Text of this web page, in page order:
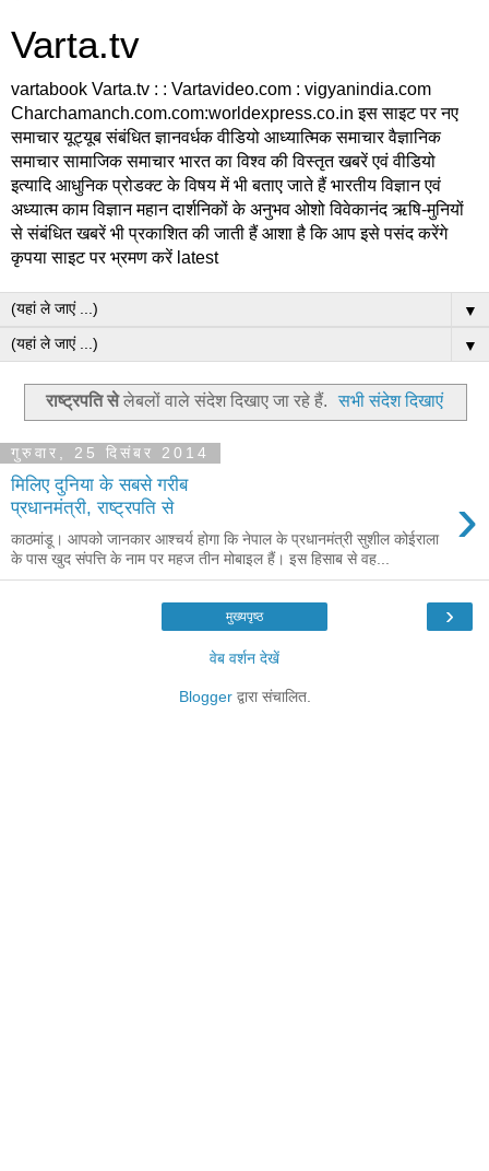
Varta.tv
vartabook Varta.tv : : Vartavideo.com : vigyanindia.com
Charchamanch.com.com:worldexpress.co.in इस साइट पर नए
समाचार यूट्यूब संबंधित ज्ञानवर्धक वीडियो आध्यात्मिक समाचार वैज्ञानिक
समाचार सामाजिक समाचार भारत का विश्व की विस्तृत खबरें एवं वीडियो
इत्यादि आधुनिक प्रोडक्ट के विषय में भी बताए जाते हैं भारतीय विज्ञान एवं
अध्यात्म काम विज्ञान महान दार्शनिकों के अनुभव ओशो विवेकानंद ऋषि-मुनियों
से संबंधित खबरें भी प्रकाशित की जाती हैं आशा है कि आप इसे पसंद करेंगे
कृपया साइट पर भ्रमण करें latest
▼
▼
राष्ट्रपति सेलेबलों वाले संदेश दिखाए जा रहे हैं. सभी संदेश दिखाएं
गुरुवार, 25 दिसंबर 2014
मिलिए दुनिया के सबसे गरीब
प्रधानमंत्री, राष्ट्रपति से
›
काठमांडू। आपको जानकार आश्चर्य होगा कि नेपाल के प्रधानमंत्री सुशील कोईराला
के पास खुद संपत्ति के नाम पर महज तीन मोबाइल हैं। इस हिसाब से वह...
›
मुख्यपृष्ठ
वेब वर्शन देखें
Bloggerद्वारा संचालित.